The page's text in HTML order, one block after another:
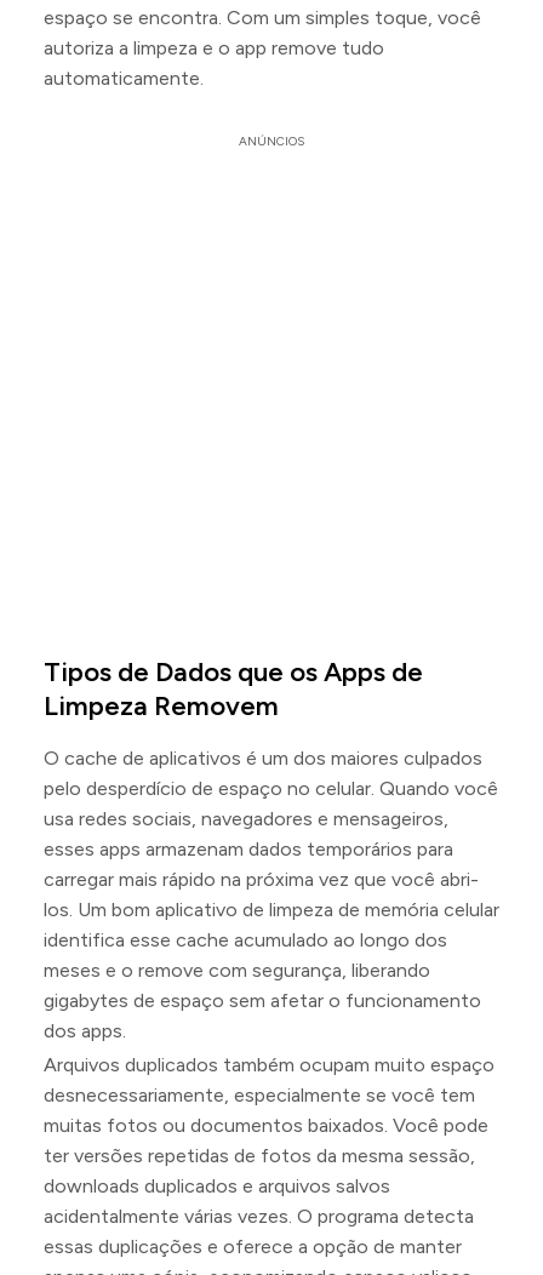
espaço se encontra. Com um simples toque, você
autoriza a limpeza e o app remove tudo
automaticamente.
ANÚNCIOS
Tipos de Dados que os Apps de
Limpeza Removem
O cache de aplicativos é um dos maiores culpados
pelo desperdício de espaço no celular. Quando você
usa redes sociais, navegadores e mensageiros,
esses apps armazenam dados temporários para
carregar mais rápido na próxima vez que você abri-
los. Um bom aplicativo de limpeza de memória celular
identifica esse cache acumulado ao longo dos
meses e o remove com segurança, liberando
gigabytes de espaço sem afetar o funcionamento
dos apps.
Arquivos duplicados também ocupam muito espaço
desnecessariamente, especialmente se você tem
muitas fotos ou documentos baixados. Você pode
ter versões repetidas de fotos da mesma sessão,
downloads duplicados e arquivos salvos
acidentalmente várias vezes. O programa detecta
essas duplicações e oferece a opção de manter